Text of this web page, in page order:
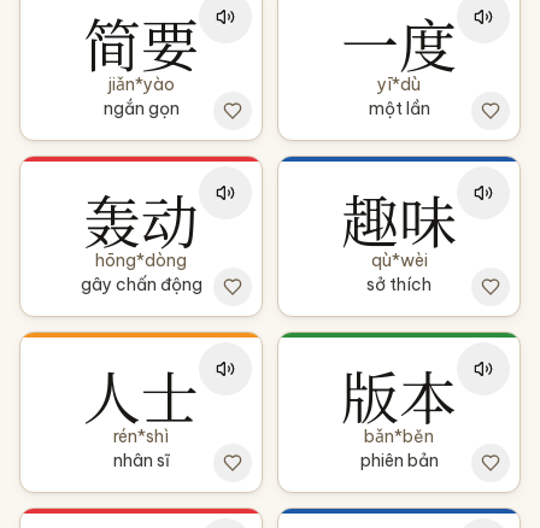
简要
jiǎn*yào
ngắn gọn
一度
yī*dù
một lần
轰动
hōng*dòng
gây chấn động
趣味
qù*wèi
sở thích
人士
rén*shì
nhân sĩ
版本
bǎn*běn
phiên bản